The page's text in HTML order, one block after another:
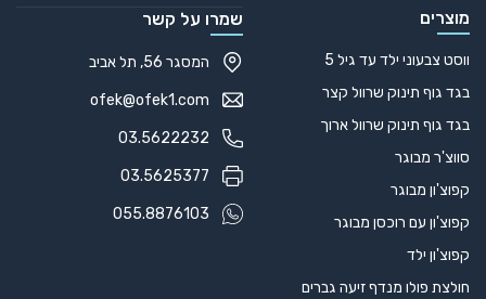
מוצרים
ווסט צבעוני ילד עד גיל 5
בגד גוף תינוק שרוול קצר
בגד גוף תינוק שרוול ארוך
סווצ'ר מבוגר
קפוצ'ון מבוגר
קפוצ'ון עם רוכסן מבוגר
קפוצ'ון ילד
חולצת פולו מנדף זיעה גברים
שמרו על קשר
המסגר 56, תל אביב
ofek@ofek1.com
03.5622232
03.5625377
055.8876103